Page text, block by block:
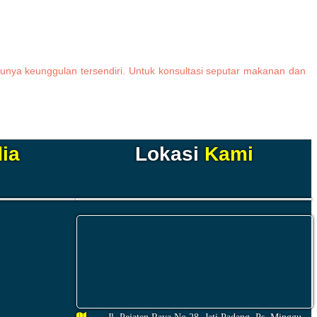
keunggulan tersendiri. Untuk konsultasi seputar makanan dan
Lokasi Kami